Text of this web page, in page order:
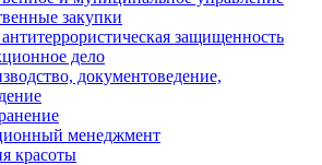
закупки
защищенность
дело
документоведение,
менеджмент
красоты